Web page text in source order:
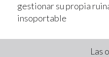
gestionar su propia
insoportable
Las